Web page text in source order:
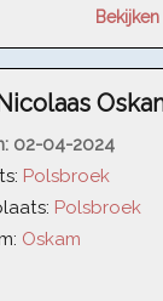
Bekijken
02-04-2024
Polsbroek
Polsbroek
Oskam